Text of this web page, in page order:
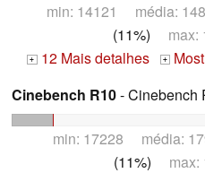
min: 14121 média:
(11%) max:
+ 12 Mais detalhes +
Cinebench R10- Cinebench
min: 17228 média:
(11%) max: